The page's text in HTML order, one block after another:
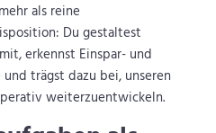
als reine
Du gestaltest
erkennst Einspar- und
trägst dazu bei, unseren
weiterzuentwickeln.